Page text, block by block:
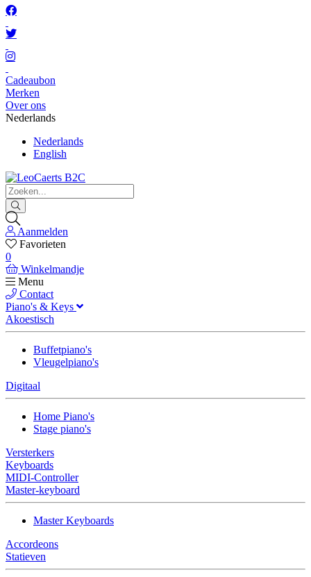
Cadeaubon
Merken
Over ons
Nederlands
Nederlands
English
Aanmelden
Favorieten
0
Winkelmandje
Menu
Contact
Piano's & Keys
Akoestisch
Buffetpiano's
Vleugelpiano's
Digitaal
Home Piano's
Stage piano's
Versterkers
Keyboards
MIDI-Controller
Master-keyboard
Master Keyboards
Accordeons
Statieven